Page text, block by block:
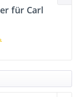
für Carl